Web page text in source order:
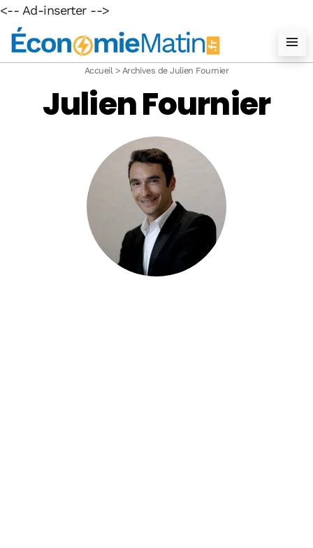
<-- Ad-inserter -->
Accueil> Archives de Julien Fournier
Julien Fournier